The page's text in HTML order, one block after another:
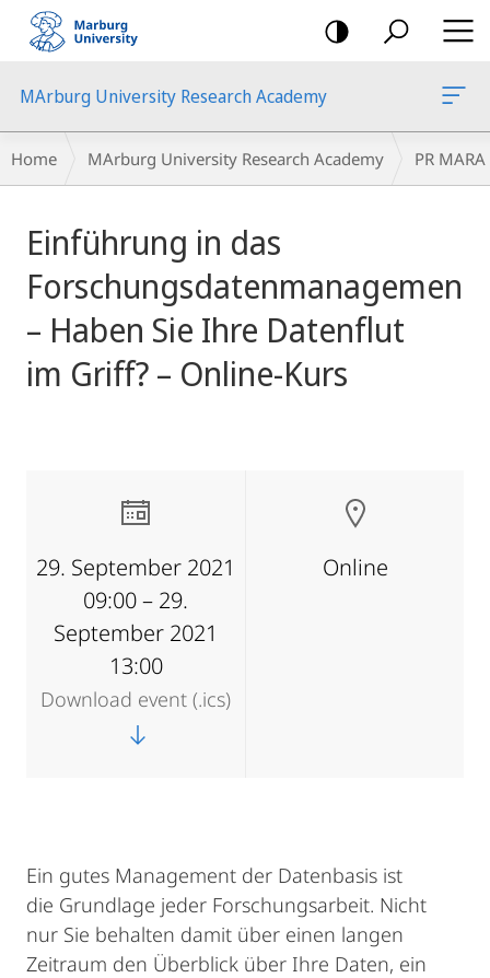
mobile
navigation
MArburg University Research Academy
Breadcrumb-
Navigation
Home MArburg University Research Academy PR MARA
content
Einführung in das
Forschungsdatenmanagement
– Haben Sie Ihre Datenflut
im Griff? – Online-Kurs
29. September 2021
09:00 – 29.
September 2021
13:00
Download event (.ics)
Online
Ein gutes Management der Datenbasis ist
die Grundlage jeder Forschungsarbeit. Nicht
nur Sie behalten damit über einen langen
Zeitraum den Überblick über Ihre Daten, ein